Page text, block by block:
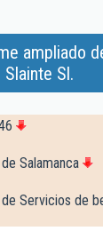
ampliado
Slainte Sl.
Salamanca
Servicios de